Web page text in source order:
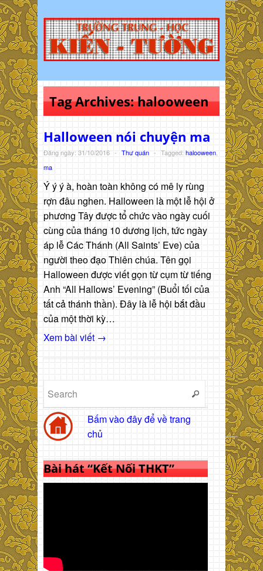
Tag Archives:halooween
Halloween nói chuyện ma
Đăng ngày: 31/10/2016 - Thư quán - Tagged: halooween
ma
Ý ý ý à, hoàn toàn không có mê ly rùng
rợn đâu nghen. Halloween là một lễ hội ở
phương Tây được tổ chức vào ngày cuối
cùng của tháng 10 dương lịch, tức ngày
áp lễ Các Thánh (All Saints’ Eve) của
người theo đạo Thiên chúa. Tên gọi
Halloween được viết gọn từ cụm từ tiếng
Anh “All Hallows’ Evening” (Buổi tối của
tất cả thánh thần). Đây là lễ hội bắt đầu
của một thời kỳ…
Xem bài viết →
Bấm vào đây để về trang
chủ
Bài hát “Kết Nối THKT”